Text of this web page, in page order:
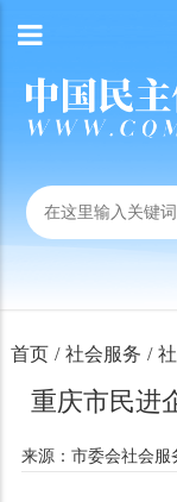
首页 / 社会服务 /
重庆市民进
来源：市委会社会服